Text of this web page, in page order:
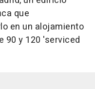
que
en un alojamiento
90 y 120 'serviced